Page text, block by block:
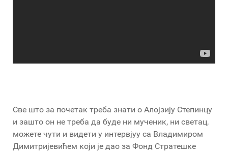
Све што за почетак треба знати о Алојзију Степинцу
и зашто он не треба да буде ни мученик, ни светац,
можете чути и видети у интервјуу са Владимиром
Димитријевићем који је дао за Фонд Стратешке